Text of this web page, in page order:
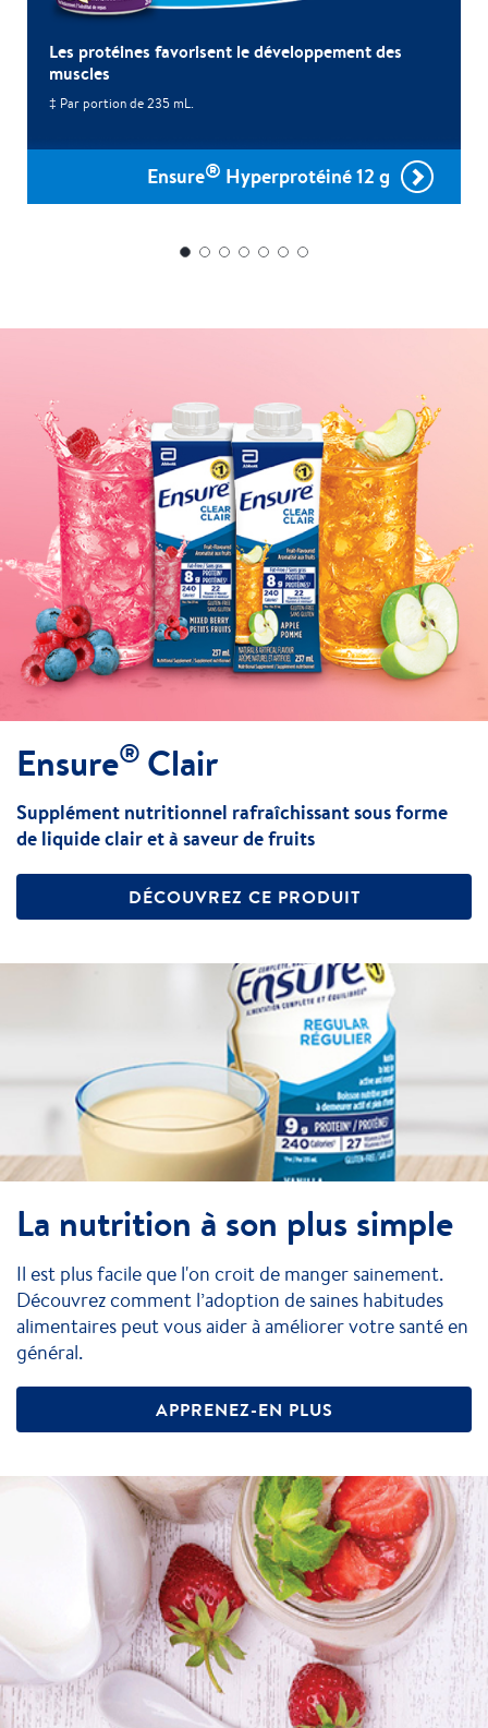
Ensure® Hyperprotéiné 12 g
Les protéines favorisent le développement des
muscles
‡ Par portion de 235 mL.
1 2 3 4 5 6 7
Ensure® Clair
Supplément nutritionnel rafraîchissant sous forme
de liquide clair et à saveur de fruits
DÉCOUVREZ CE PRODUIT
La nutrition à son plus simple
Il est plus facile que l'on croit de manger sainement.
Découvrez comment l’adoption de saines habitudes
alimentaires peut vous aider à améliorer votre santé en
général.
APPRENEZ-EN PLUS